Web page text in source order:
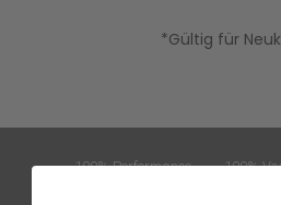
*Gültig für
100% Performance 100%